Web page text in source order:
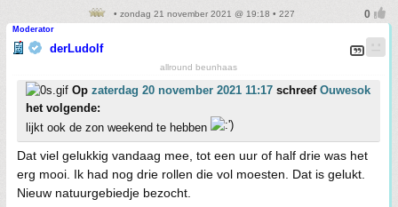
• zondag 21 november 2021 @ 19:18 • 227
Moderator
derLudolf
allround beunhaas
Op zaterdag 20 november 2021 11:17 schreef Ouwesok
het volgende:
lijkt ook de zon weekend te hebben
Dat viel gelukkig vandaag mee, tot een uur of half drie was het
erg mooi. Ik had nog drie rollen die vol moesten. Dat is gelukt.
Nieuw natuurgebiedje bezocht.